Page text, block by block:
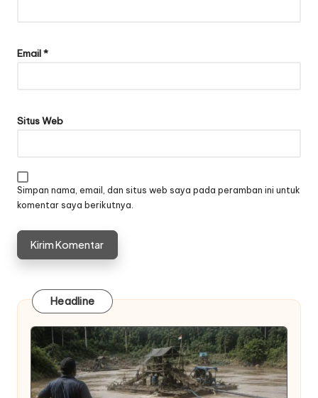
Email*
Situs Web
Simpan nama, email, dan situs web saya pada peramban ini untuk
komentar saya berikutnya.
Headline